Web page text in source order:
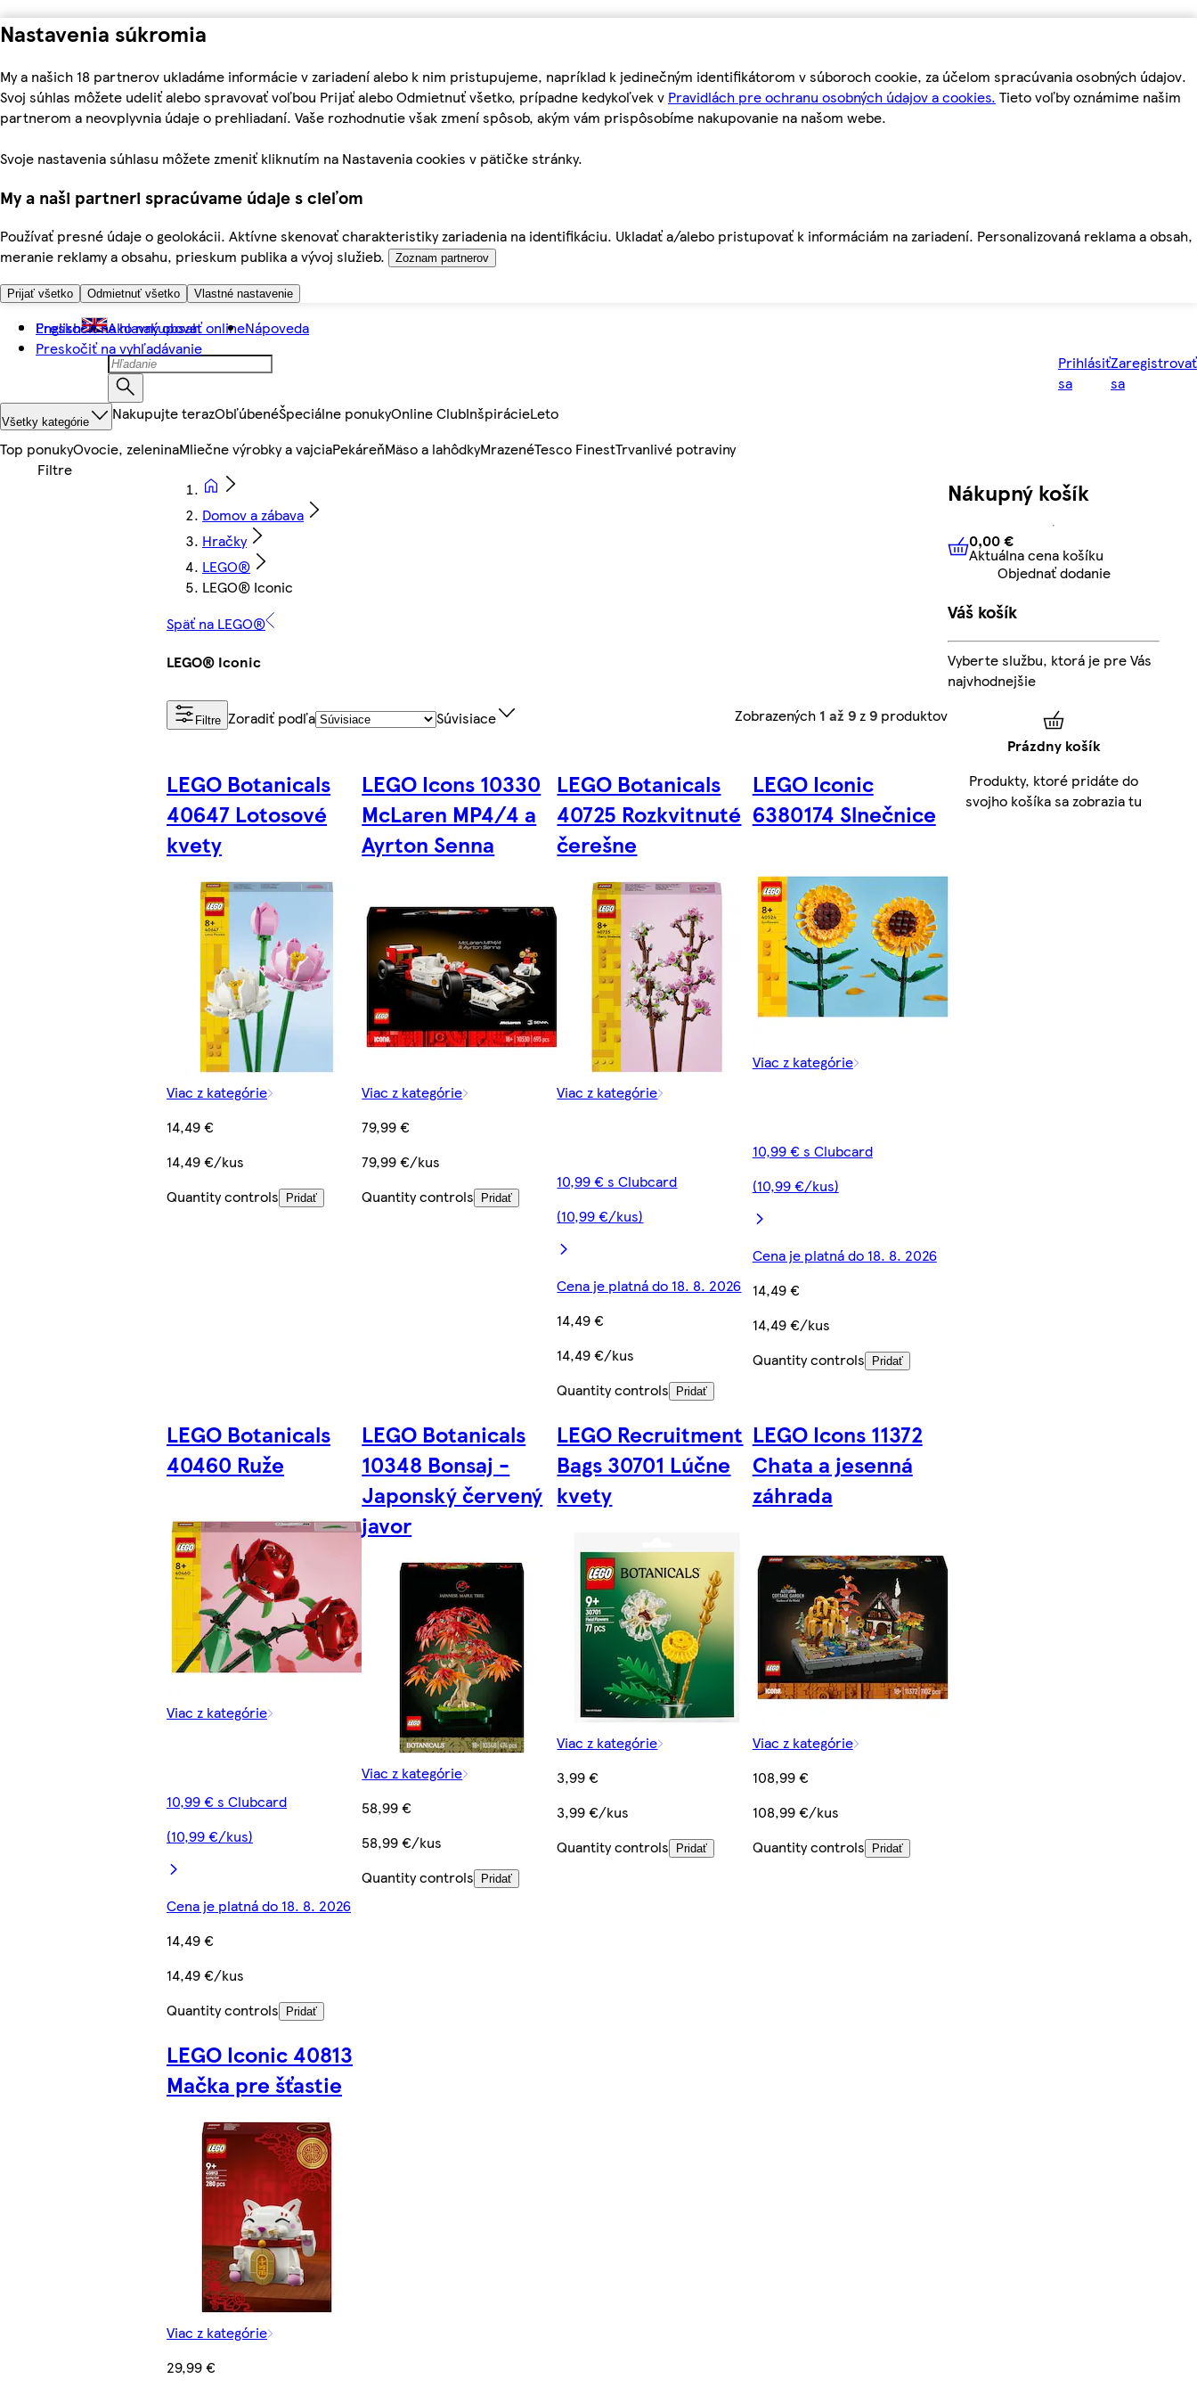
Nastavenia súkromia
My a našich 18 partnerov ukladáme informácie v zariadení alebo k nim pristupujeme, napríklad k jedinečným identifikátorom v súboroch cookie, za účelom spracúvania osobných údajov.
Svoj súhlas môžete udeliť alebo spravovať voľbou Prijať alebo Odmietnuť všetko, prípadne kedykoľvek v Pravidlách pre ochranu osobných údajov a cookies. Tieto voľby oznámime našim
partnerom a neovplyvnia údaje o prehliadaní. Vaše rozhodnutie však zmení spôsob, akým vám prispôsobíme nakupovanie na našom webe.
Svoje nastavenia súhlasu môžete zmeniť kliknutím na Nastavenia cookies v pätičke stránky.
My a naši partneri spracúvame údaje s cieľom
Používať presné údaje o geolokácii. Aktívne skenovať charakteristiky zariadenia na identifikáciu. Ukladať a/alebo pristupovať k informáciám na zariadení. Personalizovaná reklama a obsah,
meranie reklamy a obsahu, prieskum publika a vývoj služieb.
Zoznam partnerov
Prijať všetko Odmietnuť všetko Vlastné nastavenie
Preskočiť na hlavný obsah
Preskočiť na vyhľadávanie
English Ako nakupovať onlineNápoveda
Prihlásiť
sa
Zaregistrovať
sa
Všetky kategórie Nakupujte terazObľúbenéŠpeciálne ponukyOnline ClubInšpirácieLeto
Top ponukyOvocie, zeleninaMliečne výrobky a vajciaPekáreňMäso a lahôdkyMrazenéTesco FinestTrvanlivé potraviny
Domov a zábava
Hračky
LEGO®
LEGO® Iconic
Späť na LEGO®
LEGO® Iconic
Filtre Zoradiť podľa Súvisiace Zobrazených 1 až 9z9 produktov
LEGO Botanicals
40647 Lotosové
kvety
Viac z kategórie
14,49 €
14,49 €/kus
Quantity controls
Pridať
LEGO Icons 10330
McLaren MP4/4 a
Ayrton Senna
Viac z kategórie
79,99 €
79,99 €/kus
Quantity controls
Pridať
LEGO Botanicals
40725 Rozkvitnuté
čerešne
Viac z kategórie
10,99 € s Clubcard
(10,99 €/kus)
Cena je platná do 18. 8. 2026
14,49 €
14,49 €/kus
Quantity controls
Pridať
LEGO Iconic
6380174 Slnečnice
Viac z kategórie
10,99 € s Clubcard
(10,99 €/kus)
Cena je platná do 18. 8. 2026
14,49 €
14,49 €/kus
Quantity controls
Pridať
LEGO Botanicals
40460 Ruže
Viac z kategórie
10,99 € s Clubcard
(10,99 €/kus)
Cena je platná do 18. 8. 2026
14,49 €
14,49 €/kus
Quantity controls
Pridať
LEGO Botanicals
10348 Bonsaj -
Japonský červený
javor
Viac z kategórie
58,99 €
58,99 €/kus
Quantity controls
Pridať
LEGO Recruitment
Bags 30701 Lúčne
kvety
Viac z kategórie
3,99 €
3,99 €/kus
Quantity controls
Pridať
LEGO Icons 11372
Chata a jesenná
záhrada
Viac z kategórie
108,99 €
108,99 €/kus
Quantity controls
Pridať
LEGO Iconic 40813
Mačka pre šťastie
Viac z kategórie
29,99 €
Nákupný košík
0,00 € Aktuálna cena košíku
0,00 €
Aktuálna cena košíku
Objednať dodanie
Váš košík
Vyberte službu, ktorá je pre Vás
najvhodnejšie
Prázdny košík
Produkty, ktoré pridáte do
svojho košíka sa zobrazia tu